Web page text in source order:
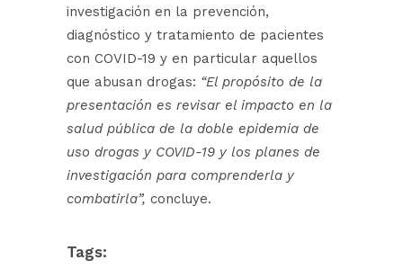
investigación en la prevención,
diagnóstico y tratamiento de pacientes
con COVID-19 y en particular aquellos
que abusan drogas: “El propósito de la
presentación es revisar el impacto en la
salud pública de la doble epidemia de
uso drogas y COVID-19 y los planes de
investigación para comprenderla y
combatirla”, concluye.
Tags: